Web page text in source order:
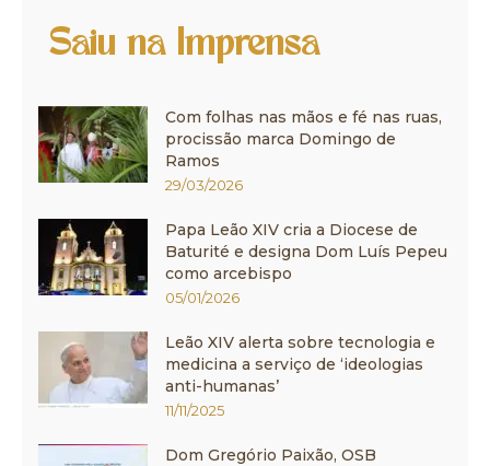
Saiu na Imprensa
Com folhas nas mãos e fé nas ruas,
procissão marca Domingo de
Ramos
29/03/2026
Papa Leão XIV cria a Diocese de
Baturité e designa Dom Luís Pepeu
como arcebispo
05/01/2026
Leão XIV alerta sobre tecnologia e
medicina a serviço de ‘ideologias
anti-humanas’
11/11/2025
Dom Gregório Paixão, OSB